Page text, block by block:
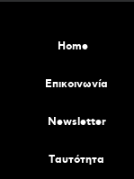
Home
Επικοινωνία
Newsletter
Tαυτότητα